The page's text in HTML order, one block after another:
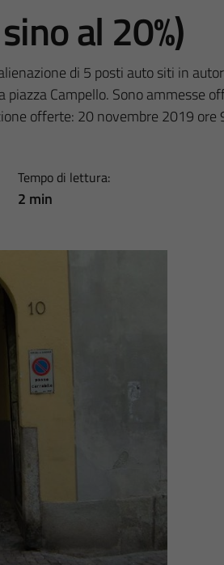
al 20%)
di 5 posti auto siti in
Campello. Sono ammesse
offerte: 20 novembre 2019 ore
Tempo di lettura:
2 min